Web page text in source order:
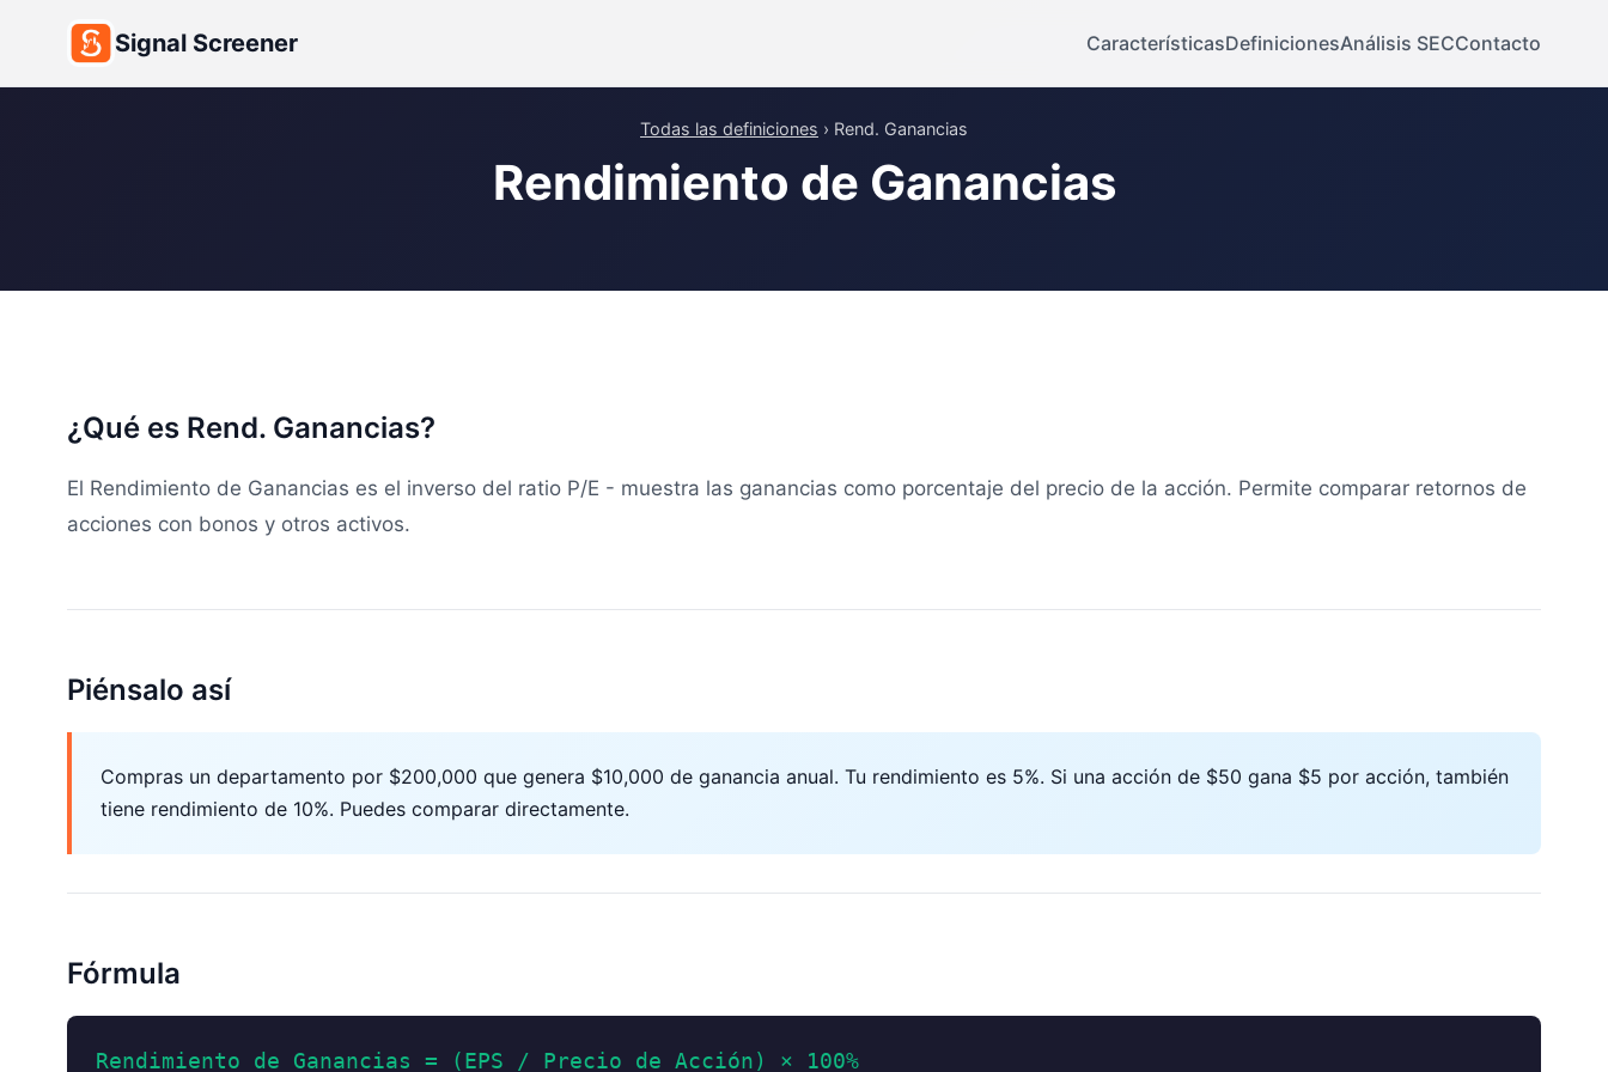
Signal Screener CaracterísticasDefinicionesAnálisis SECContacto
Todas las definiciones › Rend. Ganancias
Rendimiento de Ganancias
¿Qué es Rend. Ganancias?
El Rendimiento de Ganancias es el inverso del ratio P/E - muestra las ganancias como porcentaje del precio de la acción. Permite comparar retornos de
acciones con bonos y otros activos.
Piénsalo así
Compras un departamento por $200,000 que genera $10,000 de ganancia anual. Tu rendimiento es 5%. Si una acción de $50 gana $5 por acción, también
tiene rendimiento de 10%. Puedes comparar directamente.
Fórmula
Rendimiento de Ganancias = (EPS / Precio de Acción) × 100%